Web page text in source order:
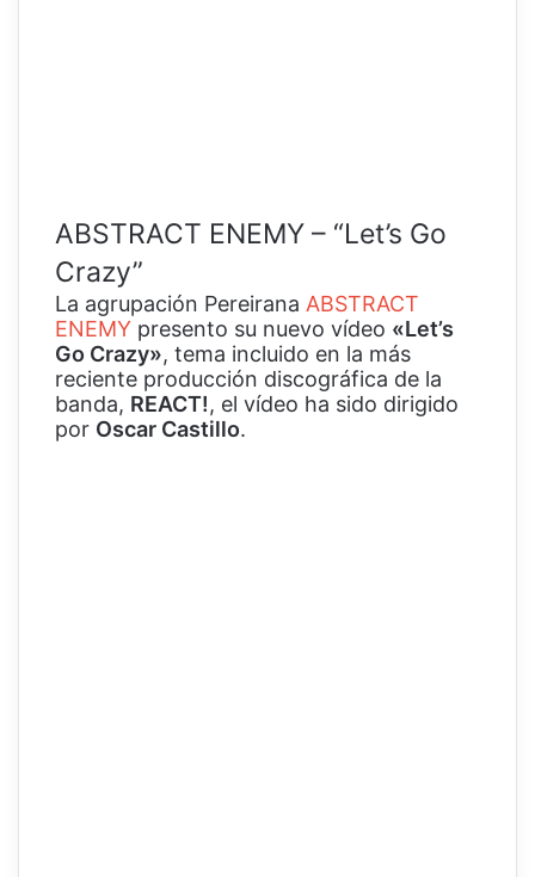
ABSTRACT ENEMY – “Let’s Go
Crazy”
La agrupación Pereirana ABSTRACT
ENEMY presento su nuevo vídeo «Let’s
Go Crazy», tema incluido en la más
reciente producción discográfica de la
banda, REACT!, el vídeo ha sido dirigido
por Oscar Castillo.